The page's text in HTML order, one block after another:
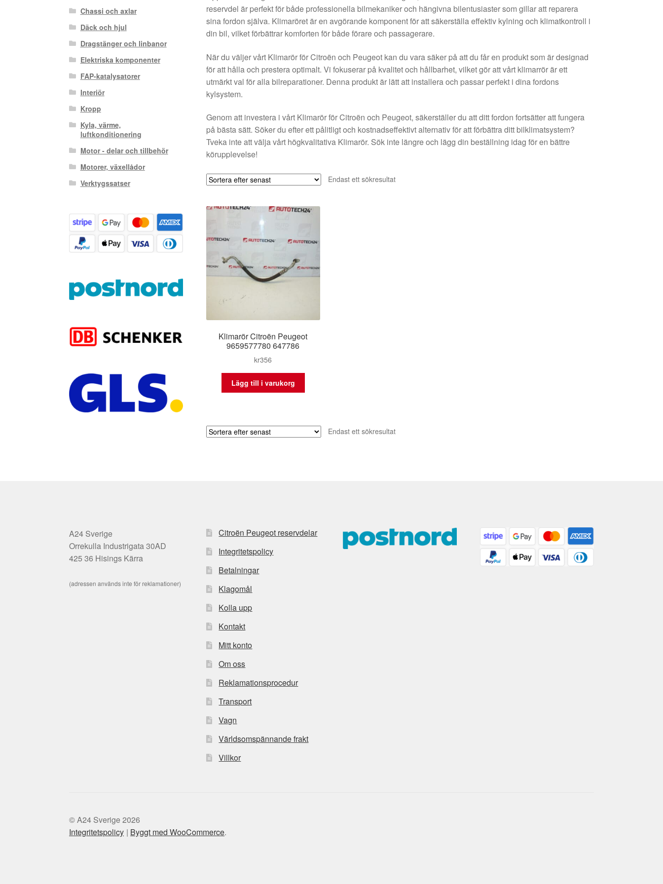
reservdel är perfekt för både professionella bilmekaniker och hängivna bilentusiaster som gillar att reparera
sina fordon själva. Klimaröret är en avgörande komponent för att säkerställa effektiv kylning och klimatkontroll i
din bil, vilket förbättrar komforten för både förare och passagerare.
När du väljer vårt Klimarör för Citroën och Peugeot kan du vara säker på att du får en produkt som är designad
för att hålla och prestera optimalt. Vi fokuserar på kvalitet och hållbarhet, vilket gör att vårt klimarrör är ett
utmärkt val för alla bilreparationer. Denna produkt är lätt att installera och passar perfekt i dina fordons
kylsystem.
Genom att investera i vårt Klimarör för Citroën och Peugeot, säkerställer du att ditt fordon fortsätter att fungera
på bästa sätt. Söker du efter ett pålitligt och kostnadseffektivt alternativ för att förbättra ditt bilklimatsystem?
Tveka inte att välja vårt högkvalitativa Klimarör. Sök inte längre och lägg din beställning idag för en bättre
körupplevelse!
Endast ett sökresultat
Klimarör Citroën Peugeot
9659577780 647786
kr356
Lägg till i varukorg
Endast ett sökresultat
Chassi och axlar
Däck och hjul
Dragstänger och linbanor
Elektriska komponenter
FAP-katalysatorer
Interiör
Kropp
Kyla, värme,
luftkonditionering
Motor - delar och tillbehör
Motorer, växellådor
Verktygssatser
A24 Sverige
Orrekulla Industrigata 30AD
425 36 Hisings Kärra
(adressen används inte för reklamationer)
Citroën Peugeot reservdelar
Integritetspolicy
Betalningar
Klagomål
Kolla upp
Kontakt
Mitt konto
Om oss
Reklamationsprocedur
Transport
Vagn
Världsomspännande frakt
Villkor
© A24 Sverige 2026
Integritetspolicy
Byggt med WooCommerce.